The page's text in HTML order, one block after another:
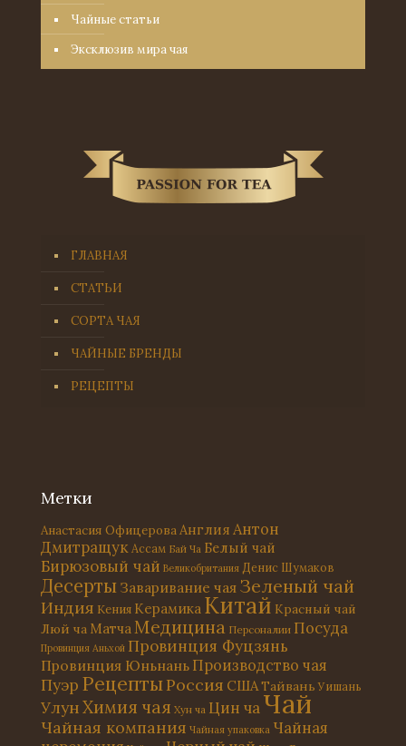
Чайные статьи
Эксклюзив мира чая
ГЛАВНАЯ
СТАТЬИ
СОРТА ЧАЯ
ЧАЙНЫЕ БРЕНДЫ
РЕЦЕПТЫ
Метки
Анастасия ОфицероваАнглия Антон
Дмитращук Ассам Бай Ча Белый чай
Бирюзовый чай Великобритания Денис Шумаков
Десерты Заваривание чая Зеленый чай
Индия Кения Керамика Китай Красный чай
Люй ча Матча Медицина Персоналии Посуда
Провинция Аньхой Провинция Фуцзянь
Провинция Юньнань Производство чая
Пуэр РецептыРоссия СШАТайвань Уишань
УлунХимия чая Хун ча Цин чаЧай
Чайная компания Чайная упаковка Чайная